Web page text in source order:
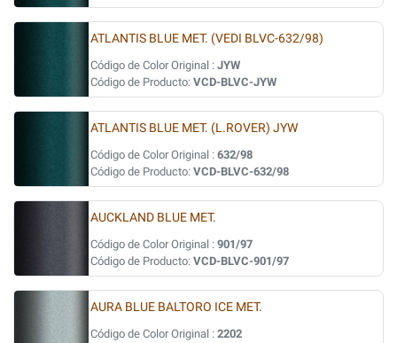
ATLANTIS BLUE MET. (VEDI BLVC-632/98)
Código de Color Original : JYW
Código de Producto: VCD-BLVC-JYW
ATLANTIS BLUE MET. (L.ROVER) JYW
Código de Color Original : 632/98
Código de Producto: VCD-BLVC-632/98
AUCKLAND BLUE MET.
Código de Color Original : 901/97
Código de Producto: VCD-BLVC-901/97
AURA BLUE BALTORO ICE MET.
Código de Color Original : 2202